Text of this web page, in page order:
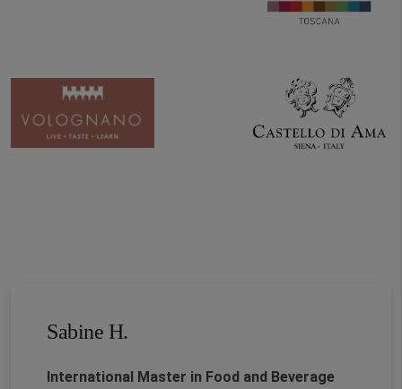
Sabine H.
International Master in Food and Beverage